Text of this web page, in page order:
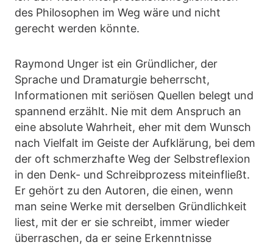
des Philosophen im Weg wäre und nicht
gerecht werden könnte.
Raymond Unger ist ein Gründlicher, der
Sprache und Dramaturgie beherrscht,
Informationen mit seriösen Quellen belegt und
spannend erzählt. Nie mit dem Anspruch an
eine absolute Wahrheit, eher mit dem Wunsch
nach Vielfalt im Geiste der Aufklärung, bei dem
der oft schmerzhafte Weg der Selbstreflexion
in den Denk- und Schreibprozess miteinfließt.
Er gehört zu den Autoren, die einen, wenn
man seine Werke mit derselben Gründlichkeit
liest, mit der er sie schreibt, immer wieder
überraschen, da er seine Erkenntnisse